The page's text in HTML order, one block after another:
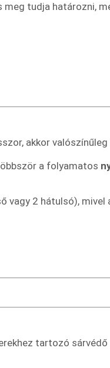
meg tudja határozni,
akkor
a folyamatos
vagy 2 hátulsó), mivel
tartozó